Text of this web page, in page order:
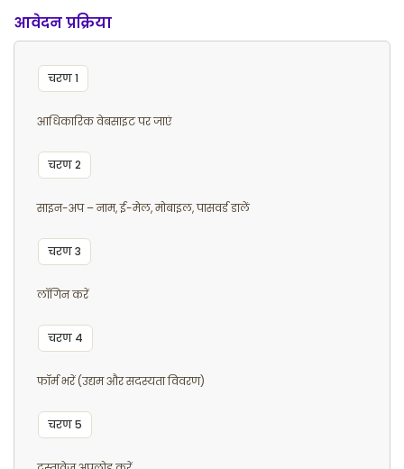
आवेदन प्रक्रिया
चरण 1
आधिकारिक वेबसाइट पर जाएं
चरण 2
साइन-अप – नाम, ई-मेल, मोबाइल, पासवर्ड डालें
चरण 3
लॉगिन करें
चरण 4
फॉर्म भरें (उद्यम और सदस्यता विवरण)
चरण 5